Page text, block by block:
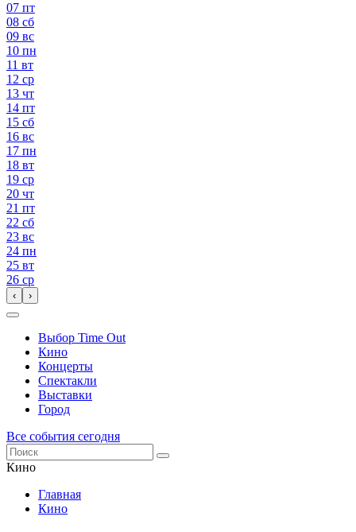
07 пт
08 сб
09 вс
10 пн
11 вт
12 ср
13 чт
14 пт
15 сб
16 вс
17 пн
18 вт
19 ср
20 чт
21 пт
22 сб
23 вс
24 пн
25 вт
26 ср
‹ ›
Выбор Time Out
Кино
Концерты
Спектакли
Выставки
Город
Все события сегодня
Кино
Главная
Кино